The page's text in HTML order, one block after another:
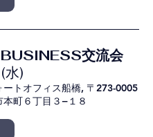
BUSINESS交流会
水)
ートオフィス船橋, 〒273-0005
町６丁目３−１８